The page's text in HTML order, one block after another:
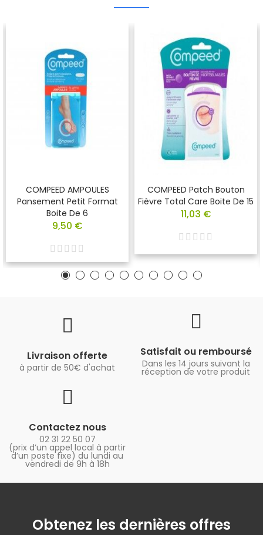
COMPEED AMPOULES
Pansement Petit Format
Boite De 6
9,50 €
COMPEED Patch Bouton
Fièvre Total Care Boite De 15
11,03 €
Livraison offerte
à partir de 50€ d'achat
Satisfait ou remboursé
Dans les 14 jours suivant la
réception de votre produit
Contactez nous
02 31 22 50 07
(prix d’un appel local à partir
d’un poste fixe) du lundi au
vendredi de 9h à 18h
Obtenez les dernières offres